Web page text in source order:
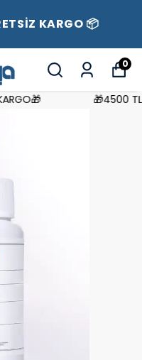
KARGO 📦
0
🎁4500 TL